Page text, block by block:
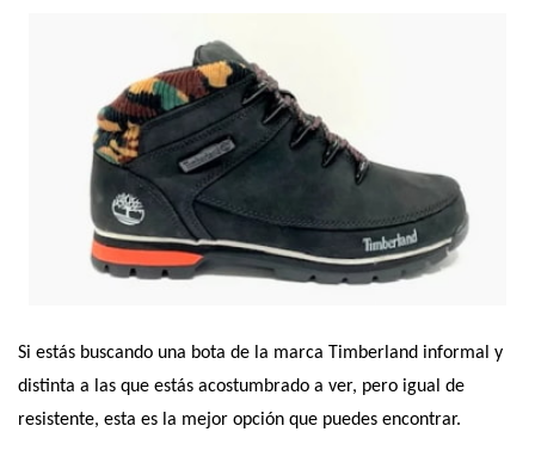
Si estás buscando una bota de la marca Timberland informal y
distinta a las que estás acostumbrado a ver, pero igual de
resistente, esta es la mejor opción que puedes encontrar.